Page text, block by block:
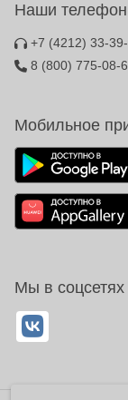
Наши
+7 (4212) 33-39-
8 (800) 775-08-
Мобильное
Мы в соцсетях